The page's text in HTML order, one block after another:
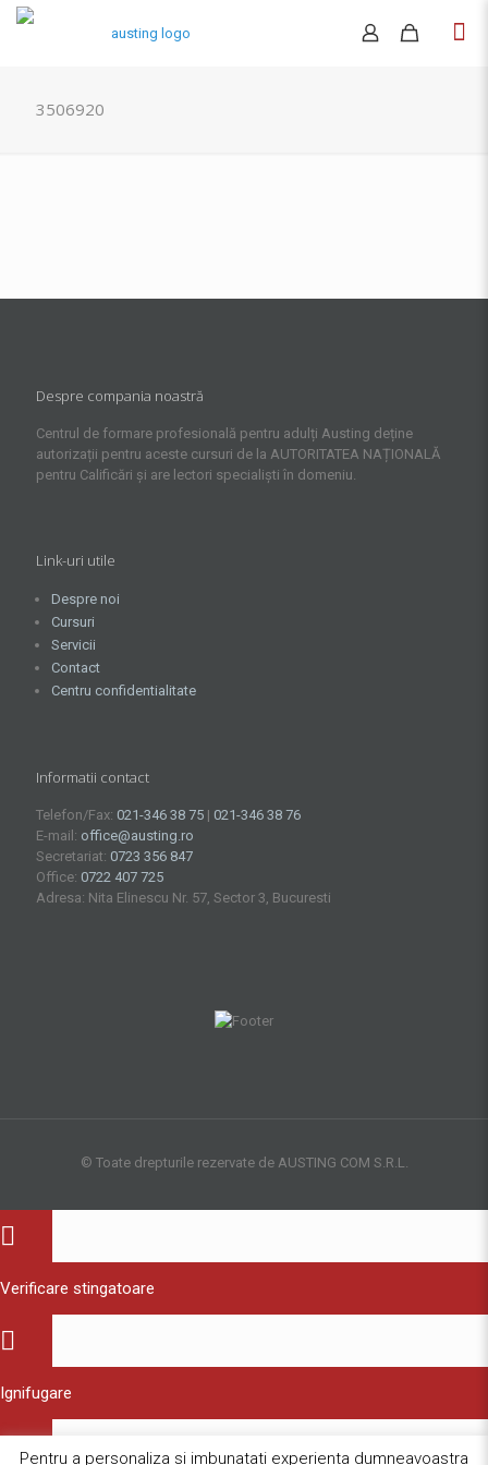
3506920
Despre compania noastră
Centrul de formare profesională pentru adulți Austing deține
autorizații pentru aceste cursuri de la AUTORITATEA NAȚIONALĂ
pentru Calificări și are lectori specialiști în domeniu.
Link-uri utile
Despre noi
Cursuri
Servicii
Contact
Centru confidentialitate
Informatii contact
Telefon/Fax: 021-346 38 75 | 021-346 38 76
E-mail: office@austing.ro
Secretariat: 0723 356 847
Office: 0722 407 725
Adresa: Nita Elinescu Nr. 57, Sector 3, Bucuresti
© Toate drepturile rezervate de AUSTING COM S.R.L.
Pentru a personaliza si imbunatati experienta dumneavoastra
Verificare stingatoare
Ignifugare